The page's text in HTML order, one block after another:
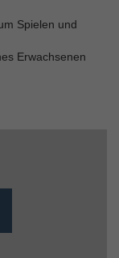
Spielen und
Erwachsenen